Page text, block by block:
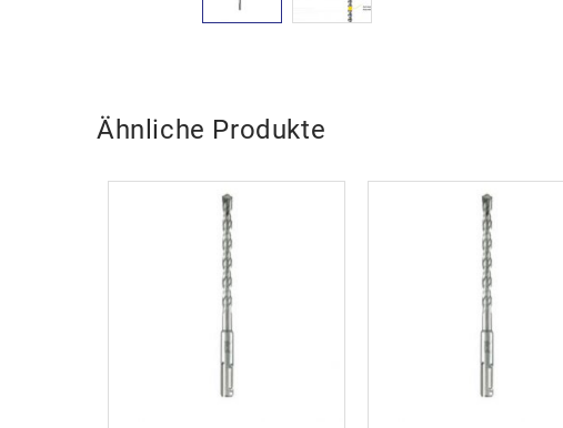
Ähnliche Produkte